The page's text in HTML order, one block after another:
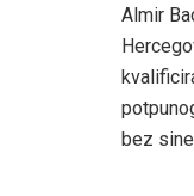
Almir
bez